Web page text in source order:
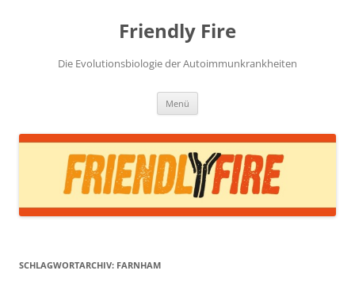
Friendly Fire
Die Evolutionsbiologie der Autoimmunkrankheiten
Menü
SCHLAGWORTARCHIV: FARNHAM